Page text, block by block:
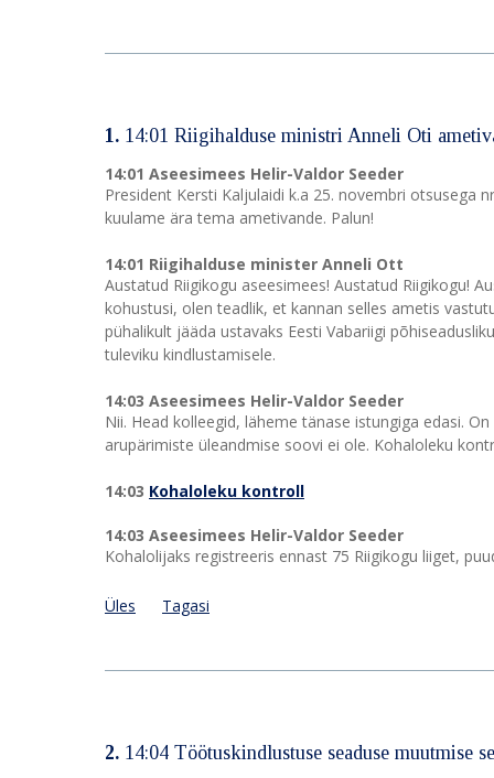
1. 14:01 Riigihalduse ministri Anneli Oti
14:01 Aseesimees Helir-Valdor Seeder
President Kersti Kaljulaidi k.a 25. novembri otsusega
kuulame ära tema ametivande. Palun!
14:01 Riigihalduse minister Anneli Ott
Austatud Riigikogu aseesimees! Austatud Riigikogu!
kohustusi, olen teadlik, et kannan selles ametis
pühalikult jääda ustavaks Eesti Vabariigi
tuleviku kindlustamisele.
14:03 Aseesimees Helir-Valdor Seeder
Nii. Head kolleegid, läheme tänase istungiga edasi.
arupärimiste üleandmise soovi ei ole. Kohaloleku
14:03 Kohaloleku kontroll
14:03 Aseesimees Helir-Valdor Seeder
Kohalolijaks registreeris ennast 75 Riigikogu liiget,
Üles Tagasi
2. 14:04 Töötuskindlustuse seaduse muutmise